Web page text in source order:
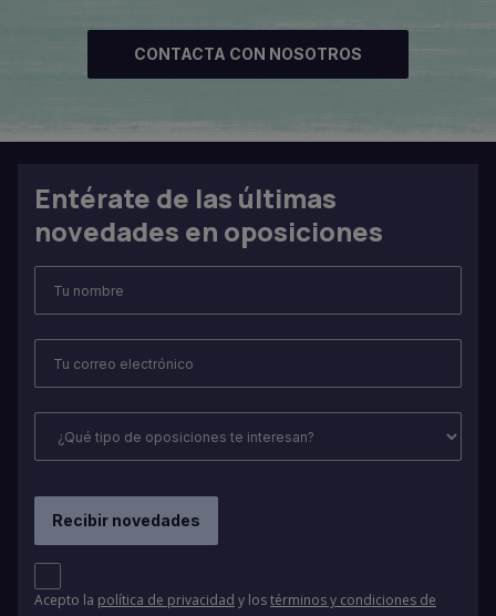
CONTACTA CON NOSOTROS
Entérate de las últimas
novedades en oposiciones
Acepto la política de privacidad y lostérminos y condiciones de